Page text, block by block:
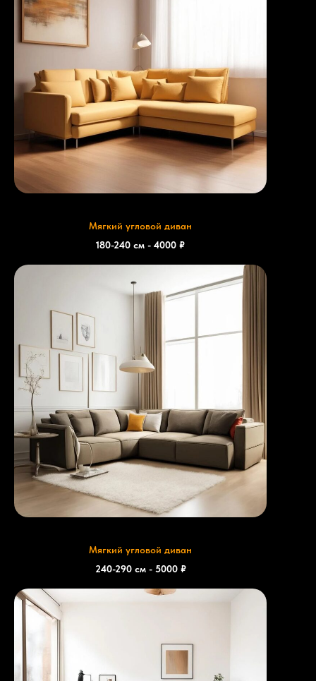
Мягкий угловой диван
180-240 см - 4000 ₽
Мягкий угловой диван
240-290 см - 5000 ₽